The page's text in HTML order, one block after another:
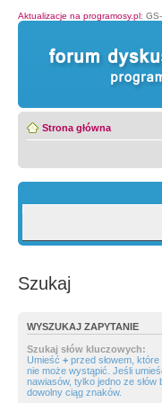
Aktualizacje na programosy.pl:
Strona główna
Szukaj
WYSZUKAJ ZAPYTANIE
Szukaj słów kluczowych:
Umieść + przed słowem,
nie może wystąpić. Jeśli
nawiasów, tylko jedno ze
dowolny ciąg znaków.